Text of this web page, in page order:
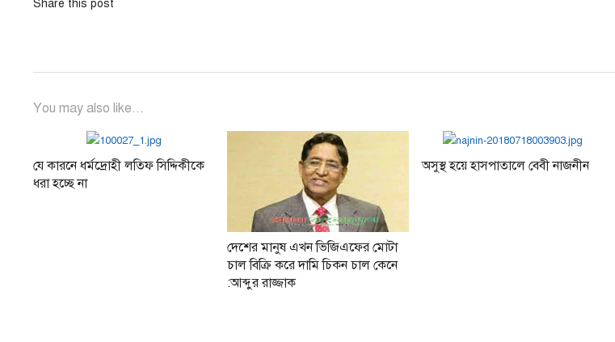
Share this post
You may also like...
যে কারনে ধর্মদ্রোহী লতিফ সিদ্দিকীকে
ধরা হচ্ছে না
দেশের মানুষ এখন ভিজিএফের মোটা
চাল বিক্রি করে দামি চিকন চাল কেনে
:আব্দুর রাজ্জাক
অসুস্থ হ‌য়ে হাসপাতালে বেবী নাজনীন